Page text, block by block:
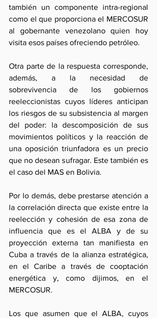
también un componente intra-regional
como el que proporciona el MERCOSUR
al gobernante venezolano quien hoy
visita esos países ofreciendo petróleo.
Otra parte de la respuesta corresponde,
además, a la necesidad de
sobrevivencia de los gobiernos
reeleccionistas cuyos líderes anticipan
los riesgos de su subsistencia al margen
del poder: la descomposición de sus
movimientos políticos y la reacción de
una oposición triunfadora es un precio
que no desean sufragar. Este también es
el caso del MAS en Bolivia.
Por lo demás, debe prestarse atención a
la correlación directa que existe entre la
reelección y cohesión de esa zona de
influencia que es el ALBA y de su
proyección externa tan manifiesta en
Cuba a través de la alianza estratégica,
en el Caribe a través de cooptación
energética y, como dijimos, en el
MERCOSUR.
Los que asumen que el ALBA, cuyos